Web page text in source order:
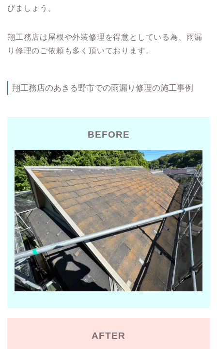
びましょう。
翔工務店は屋根や外装修理を得意としている為、雨漏
り修理のご依頼も多く頂いております。
翔工務店のあきる野市での雨漏り修理の施工事例
BEFORE
AFTER